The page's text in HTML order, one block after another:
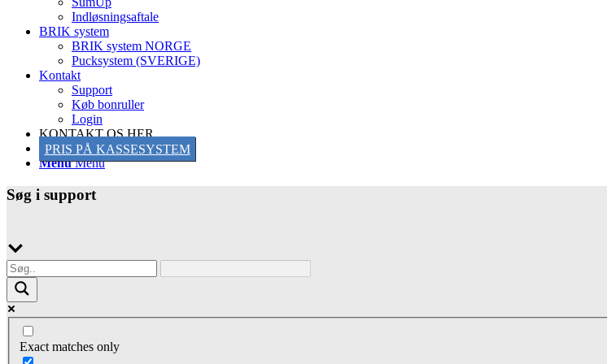
Indløsningsaftale
BRIK system
BRIK system NORGE
Pucksystem (SVERIGE)
Kontakt
Support
Køb bonruller
Login
KONTAKT OS HER
PRIS PÅ KASSESYSTEM
Menu Menu
Søg i support
Exact matches only